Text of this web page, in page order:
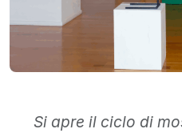
Si apre il ciclo di